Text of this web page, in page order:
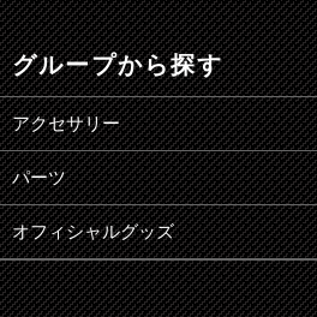
グループから探す
アクセサリー
パーツ
オフィシャルグッズ